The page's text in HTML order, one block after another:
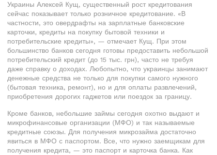
Украины Алексей Кущ, существенный рост кредитования
сейчас показывает только розничное кредитование. «В
частности, это овердрафты на зарплатные банковские
карточки, кредиты на покупку бытовой техники и
потребительские кредиты», — отмечает Кущ. При этом
большинство банков сегодня готовы предоставить небольшой
потребительский кредит (до 15 тыс. грн), часто не требуя
даже справку о доходах. Любопытно, что украинцы занимают
денежные средства не только для покупки самого нужного
(бытовая техника, ремонт), но и для оплаты развлечений,
приобретения дорогих гаджетов или поездок за границу.
Кроме банков, небольшие займы сегодня охотно выдают и
микрофинансовые организации (МФО) и так называемые
кредитные союзы. Для получения микрозайма достаточно
явиться в МФО с паспортом. Все, что нужно заемщикам для
получения кредита, — это паспорт и карточка банка. Как